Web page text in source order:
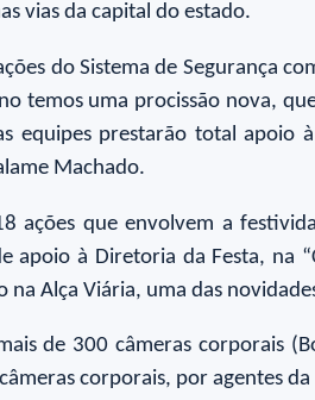
vias da capital do estado.
do Sistema de Segurança
temos uma procissão nova,
equipes prestarão total
Machado.
ações que envolvem a
à Diretoria da Festa, na
Alça Viária, uma das
de 300 câmeras corporais
corporais, por agentes